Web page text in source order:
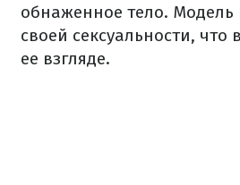
обнаженное тело. Модель
своей сексуальности, что
ее взгляде.